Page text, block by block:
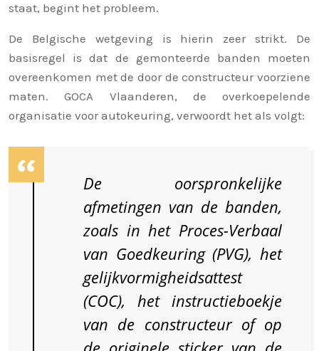
staat, begint het probleem.
De Belgische wetgeving is hierin zeer strikt. De
basisregel is dat de gemonteerde banden moeten
overeenkomen met de door de constructeur voorziene
maten. GOCA Vlaanderen, de overkoepelende
organisatie voor autokeuring, verwoordt het als volgt:
De oorspronkelijke
afmetingen van de banden,
zoals in het Proces-Verbaal
van Goedkeuring (PVG), het
gelijkvormigheidsattest
(COC), het instructieboekje
van de constructeur of op